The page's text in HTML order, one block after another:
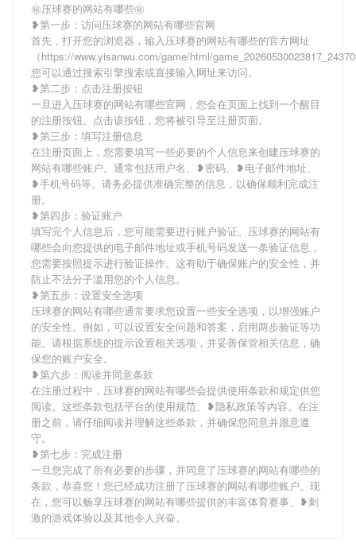
㊙压球赛的网站有哪些㊙
❥第一步：访问压球赛的网站有哪些官网
首先，打开您的浏览器，输入压球赛的网站有哪些的官方网址
（https://www.yisanwu.com/game/html/
您可以通过搜索引擎搜索或直接输入网址来访问。
❥第二步：点击注册按钮
一旦进入压球赛的网站有哪些官网，您会在页面上找到一个醒目
的注册按钮。点击该按钮，您将被引导至注册页面。
❥第三步：填写注册信息
在注册页面上，您需要填写一些必要的个人信息来创建压球赛的
网站有哪些账户。通常包括用户名、❥密码、❥电子邮件地址、
❥手机号码等。请务必提供准确完整的信息，以确保顺利完成注
册。
❥第四步：验证账户
填写完个人信息后，您可能需要进行账户验证。压球赛的网站有
哪些会向您提供的电子邮件地址或手机号码发送一条验证信息，
您需要按照提示进行验证操作。这有助于确保账户的安全性，并
防止不法分子滥用您的个人信息。
❥第五步：设置安全选项
压球赛的网站有哪些通常要求您设置一些安全选项，以增强账户
的安全性。例如，可以设置安全问题和答案，启用两步验证等功
能。请根据系统的提示设置相关选项，并妥善保管相关信息，确
保您的账户安全。
❥第六步：阅读并同意条款
在注册过程中，压球赛的网站有哪些会提供使用条款和规定供您
阅读。这些条款包括平台的使用规范、❥隐私政策等内容。在注
册之前，请仔细阅读并理解这些条款，并确保您同意并愿意遵
守。
❥第七步：完成注册
一旦您完成了所有必要的步骤，并同意了压球赛的网站有哪些的
条款，恭喜您！您已经成功注册了压球赛的网站有哪些账户。现
在，您可以畅享压球赛的网站有哪些提供的丰富体育赛事、❥刺
激的游戏体验以及其他令人兴奋。